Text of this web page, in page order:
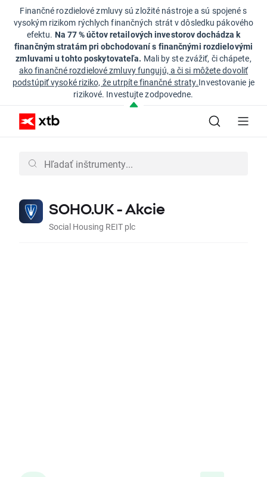
Finančné rozdielové zmluvy sú zložité nástroje a sú spojené s
vysokým rizikom rýchlych finančných strát v dôsledku pákového
efektu. Na 77 % účtov retailových investorov dochádza k
finančným stratám pri obchodovaní s finančnými rozdielovými
zmluvami u tohto poskytovateľa. Mali by ste zvážiť, či chápete,
ako finančné rozdielové zmluvy fungujú, a či si môžete dovoliť
podstúpiť vysoké riziko, že utrpíte finančné straty.Investovanie je
rizikové. Investujte zodpovedne.
SOHO.UK - Akcie
Social Housing REIT plc